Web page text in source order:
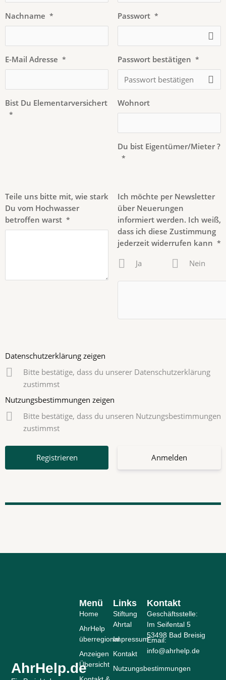
Nachname *
E-Mail Adresse *
Bist Du Elementarversichert
*
Passwort *
Passwort bestätigen *
Wohnort
Du bist Eigentümer/Mieter ?
*
Teile uns bitte mit, wie stark
Du vom Hochwasser
betroffen warst *
Ich möchte per Newsletter
über Neuerungen
informiert werden. Ich weiß,
dass ich diese Zustimmung
jederzeit widerrufen kann *
Ja Nein
Datenschutzerklärung zeigen
Bitte bestätige, dass du unserer Datenschutzerklärung
zustimmst
Nutzungsbestimmungen zeigen
Bitte bestätige, dass du unseren Nutzungsbestimmungen
zustimmst
Anmelden
AhrHelp.de
Links
Stiftung
Ahrtal
Impressum
Kontakt
Nutzungsbestimmungen
Menü
Home
AhrHelp
überregional
Anzeigen
Übersicht
Kontakt
Geschäftsstelle:
Im Seifental 5
53498 Bad Breisig
Email:
info@ahrhelp.de